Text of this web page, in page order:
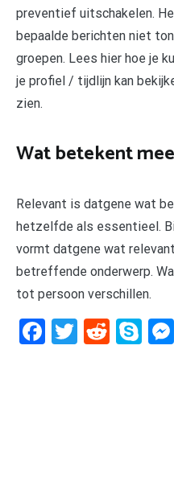
preventief uitschakelen.
bepaalde berichten niet
groepen. Lees hier hoe je
je profiel / tijdlijn kan
zien.
Wat betekent
Relevant is datgene wat
hetzelfde als essentieel.
vormt datgene wat
betreffende onderwerp.
tot persoon verschillen.
Facebook
Twitter
Reddit